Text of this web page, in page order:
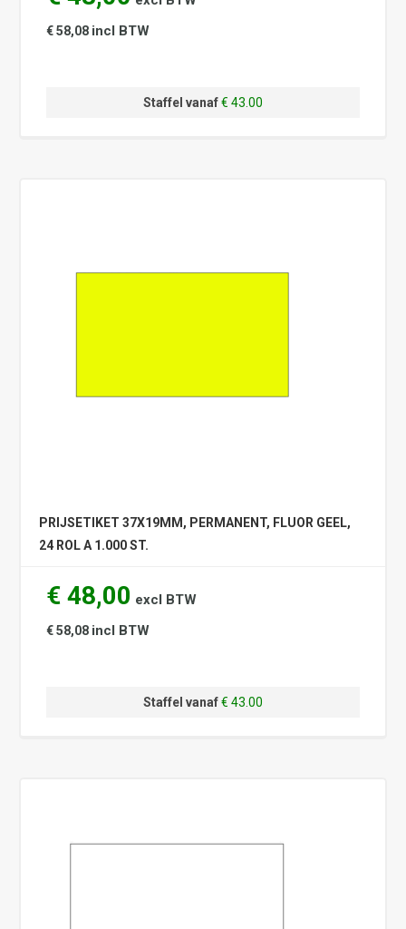
€ 58,08 incl BTW
Staffel vanaf€ 43.00
PRIJSETIKET 37X19MM, PERMANENT, FLUOR GEEL,
24 ROL A 1.000 ST.
€ 48,00 excl BTW
€ 58,08 incl BTW
Staffel vanaf€ 43.00